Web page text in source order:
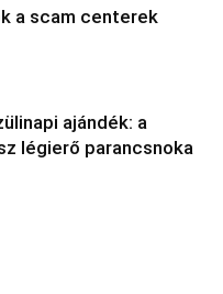
a scam centerek
ajándék: a
légierő parancsnoka